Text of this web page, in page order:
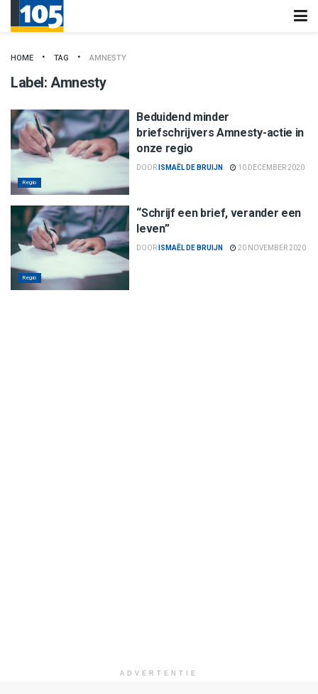
HOME TAG AMNESTY
Label:Amnesty
Regio
Beduidend minder
briefschrijvers Amnesty-actie in
onze regio
DOOR ISMAËL DE BRUIJN 10 DECEMBER 2020
Regio
“Schrijf een brief, verander een
leven”
DOOR ISMAËL DE BRUIJN 20 NOVEMBER 2020
ADVERTENTIE